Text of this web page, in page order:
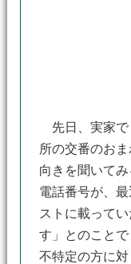
先日、実家で
所の交番のお
向きを聞いて
電話番号が、
ストに載って
す」とのことで
不特定の方に